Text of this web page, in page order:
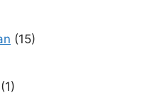
(15)
(1)